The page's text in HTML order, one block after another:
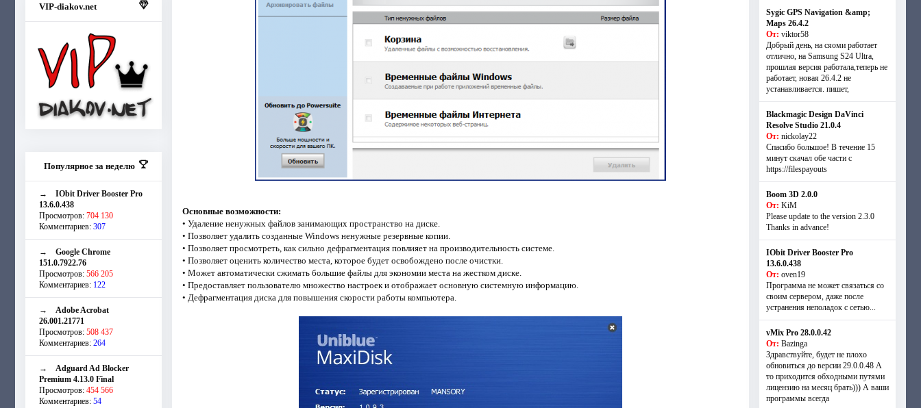
VIP-diakov.net
Популярное за неделю
→ IObit Driver Booster Pro
13.6.0.438
Просмотров: 704 130
Комментариев: 307
→ Google Chrome
151.0.7922.76
Просмотров: 566 205
Комментариев: 122
→ Adobe Acrobat
26.001.21771
Просмотров: 508 437
Комментариев: 264
→ Adguard Ad Blocker
Premium 4.13.0 Final
Просмотров: 454 566
Комментариев: 54
Основные возможности:
• Удаление ненужных файлов занимающих пространство на диске.
• Позволяет удалить созданные Windows ненужные резервные копии.
• Позволяет просмотреть, как сильно дефрагментация повлияет на производительность системе.
• Позволяет оценить количество места, которое будет освобождено после очистки.
• Может автоматически сжимать большие файлы для экономии места на жестком диске.
• Предоставляет пользователю множество настроек и отображает основную системную информацию.
• Дефрагментация диска для повышения скорости работы компьютера.
Sygic GPS Navigation &amp;
Maps 26.4.2
От: viktor58
Добрый день, на сяоми работает
отлично, на Samsung S24 Ultra,
прошлая версия работала,теперь не
работает, новая 26.4.2 не
устанавливается. пишет,
Blackmagic Design DaVinci
Resolve Studio 21.0.4
От: nickolay22
Спасибо большое! В течение 15
минут скачал обе части с
https://filespayouts
Boom 3D 2.0.0
От: KiM
Please update to the version 2.3.0
Thanks in advance!
IObit Driver Booster Pro
13.6.0.438
От: oven19
Программа не может связаться со
своим сервером, даже после
устранения неполадок с сетью...
vMix Pro 28.0.0.42
От: Bazinga
Здравствуйте, будет не плохо
обновиться до версии 29.0.0.48 А
то приходится обходными путями
лицензию на месяц брать))) А ваши
программы всегда